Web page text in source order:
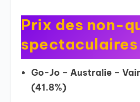
Prix des non-
Go-Jo – Australie –
(41.8%)